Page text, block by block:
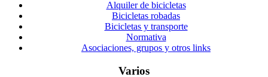
Alquiler de bicicletas
Bicicletas robadas
Bicicletas y transporte
Normativa
Asociaciones, grupos y otros links
Varios